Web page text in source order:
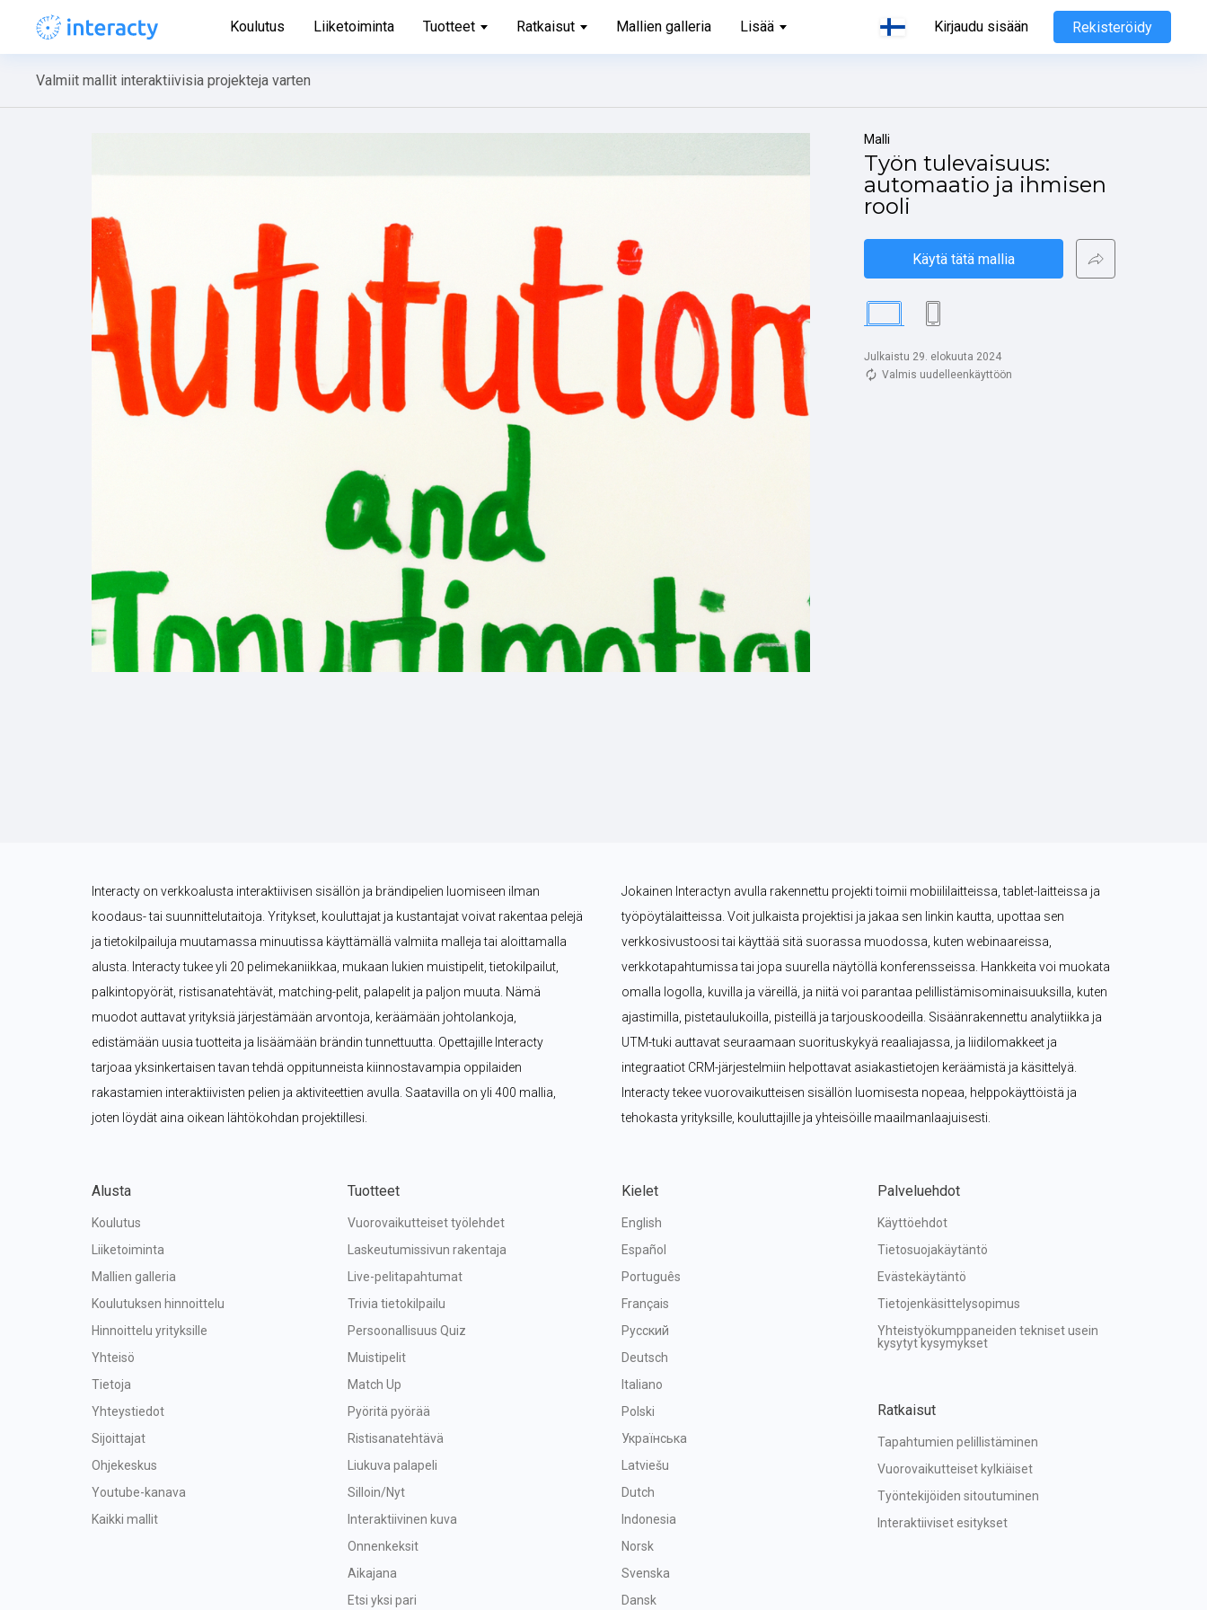
Koulutus Liiketoiminta Tuotteet Ratkaisut Mallien galleria Lisää Kirjaudu sisään Rekisteröidy
Valmiit mallit interaktiivisia projekteja varten
Malli
Työn tulevaisuus:
automaatio ja ihmisen
rooli
Käytä tätä mallia
Julkaistu 29. elokuuta 2024
Valmis uudelleenkäyttöön
Interacty on verkkoalusta interaktiivisen sisällön ja brändipelien luomiseen ilman
koodaus- tai suunnittelutaitoja. Yritykset, kouluttajat ja kustantajat voivat rakentaa pelejä
ja tietokilpailuja muutamassa minuutissa käyttämällä valmiita malleja tai aloittamalla
alusta. Interacty tukee yli 20 pelimekaniikkaa, mukaan lukien muistipelit, tietokilpailut,
palkintopyörät, ristisanatehtävät, matching-pelit, palapelit ja paljon muuta. Nämä
muodot auttavat yrityksiä järjestämään arvontoja, keräämään johtolankoja,
edistämään uusia tuotteita ja lisäämään brändin tunnettuutta. Opettajille Interacty
tarjoaa yksinkertaisen tavan tehdä oppitunneista kiinnostavampia oppilaiden
rakastamien interaktiivisten pelien ja aktiviteettien avulla. Saatavilla on yli 400 mallia,
joten löydät aina oikean lähtökohdan projektillesi.
Jokainen Interactyn avulla rakennettu projekti toimii mobiililaitteissa, tablet-laitteissa ja
työpöytälaitteissa. Voit julkaista projektisi ja jakaa sen linkin kautta, upottaa sen
verkkosivustoosi tai käyttää sitä suorassa muodossa, kuten webinaareissa,
verkkotapahtumissa tai jopa suurella näytöllä konferensseissa. Hankkeita voi muokata
omalla logolla, kuvilla ja väreillä, ja niitä voi parantaa pelillistämisominaisuuksilla, kuten
ajastimilla, pistetaulukoilla, pisteillä ja tarjouskoodeilla. Sisäänrakennettu analytiikka ja
UTM-tuki auttavat seuraamaan suorituskykyä reaaliajassa, ja liidilomakkeet ja
integraatiot CRM-järjestelmiin helpottavat asiakastietojen keräämistä ja käsittelyä.
Interacty tekee vuorovaikutteisen sisällön luomisesta nopeaa, helppokäyttöistä ja
tehokasta yrityksille, kouluttajille ja yhteisöille maailmanlaajuisesti.
Alusta
Koulutus
Liiketoiminta
Mallien galleria
Koulutuksen hinnoittelu
Hinnoittelu yrityksille
Yhteisö
Tietoja
Yhteystiedot
Sijoittajat
Ohjekeskus
Youtube-kanava
Kaikki mallit
Tuotteet
Vuorovaikutteiset työlehdet
Laskeutumissivun rakentaja
Live-pelitapahtumat
Trivia tietokilpailu
Persoonallisuus Quiz
Muistipelit
Match Up
Pyöritä pyörää
Ristisanatehtävä
Liukuva palapeli
Silloin/Nyt
Interaktiivinen kuva
Onnenkeksit
Aikajana
Etsi yksi pari
Kielet
English
Español
Português
Français
Русский
Deutsch
Italiano
Polski
Українська
Latviešu
Dutch
Indonesia
Norsk
Svenska
Dansk
Palveluehdot
Käyttöehdot
Tietosuojakäytäntö
Evästekäytäntö
Tietojenkäsittelysopimus
Yhteistyökumppaneiden tekniset usein
kysytyt kysymykset
Ratkaisut
Tapahtumien pelillistäminen
Vuorovaikutteiset kylkiäiset
Työntekijöiden sitoutuminen
Interaktiiviset esitykset